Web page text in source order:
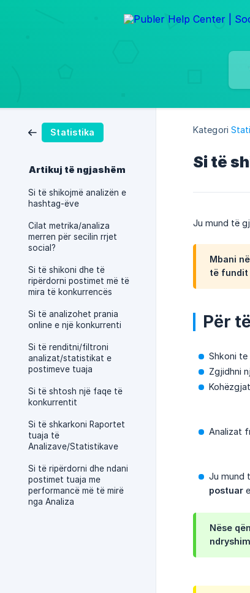
Statistika
Artikuj të ngjashëm
Si të shikojmë analizën e
hashtag-ëve
Cilat metrika/analiza
merren për secilin rrjet
social?
Si të shikoni dhe të
ripërdorni postimet më të
mira të konkurrencës
Si të analizohet prania
online e një konkurrenti
Si të renditni/filtroni
analizat/statistikat e
postimeve tuaja
Si të shtosh një faqe të
konkurrentit
Si të shkarkoni Raportet
tuaja të
Analizave/Statistikave
Si të ripërdorni dhe ndani
postimet tuaja me
performancë më të mirë
nga Analiza
Kategori
Si të
Ju mund të
Mbani
të fundit
Për
Shkoni te
Zgjidhni
Analizat
Ju mund
postuar
Nëse